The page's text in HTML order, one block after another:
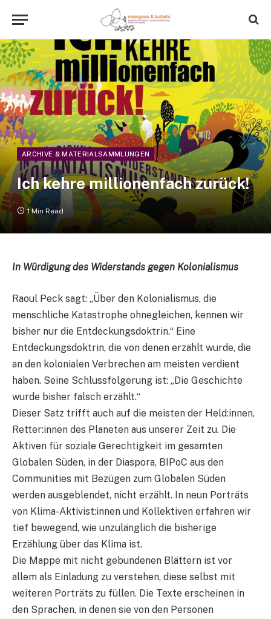
ARCHIVE & MATERIALSAMMLUNGEN
Ich kehre millionenfach zurück!
1 Min Read
In Würdigung des Widerstands gegen Kolonialismus
Raoul Peck sagt: „Über den Kolonialismus, die
menschliche Katastrophe ohnegleichen, kennen wir
bisher nur die Entdeckungsdoktrin.“ Eine
Entdeckungsdoktrin, die von denen erzählt wurde, die
an den kolonialen Verbrechen am meisten verdient
haben. Seine Schlussfolgerung ist: „Die Geschichte
wurde bisher falsch erzählt.“
Dieser Satz trifft auch auf die meisten der Held:innen,
Retter:innen des Planeten aus unserer Zeit zu. Die
Aktiven für soziale Gerechtigkeit im gesamten
Globalen Süden, in der Diaspora, BIPoC aus den
Communities mit Bezügen zum Globalen Süden
werden ausgeblendet, nicht erzählt. In neun Porträts
von Klima-Aktivist:innen und Kollektiven erfahren wir
tief bewegend, wie unzulänglich die bisherige
Erzählung über das Klima ist.
Die Mappe mit nicht gebundenen Blättern ist vor
allem als Einladung zu verstehen, diese selbst mit
weiteren Porträts zu füllen. Die Texte erscheinen in
den Sprachen, in denen sie von den Personen